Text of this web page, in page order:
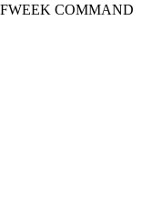
COMMAND